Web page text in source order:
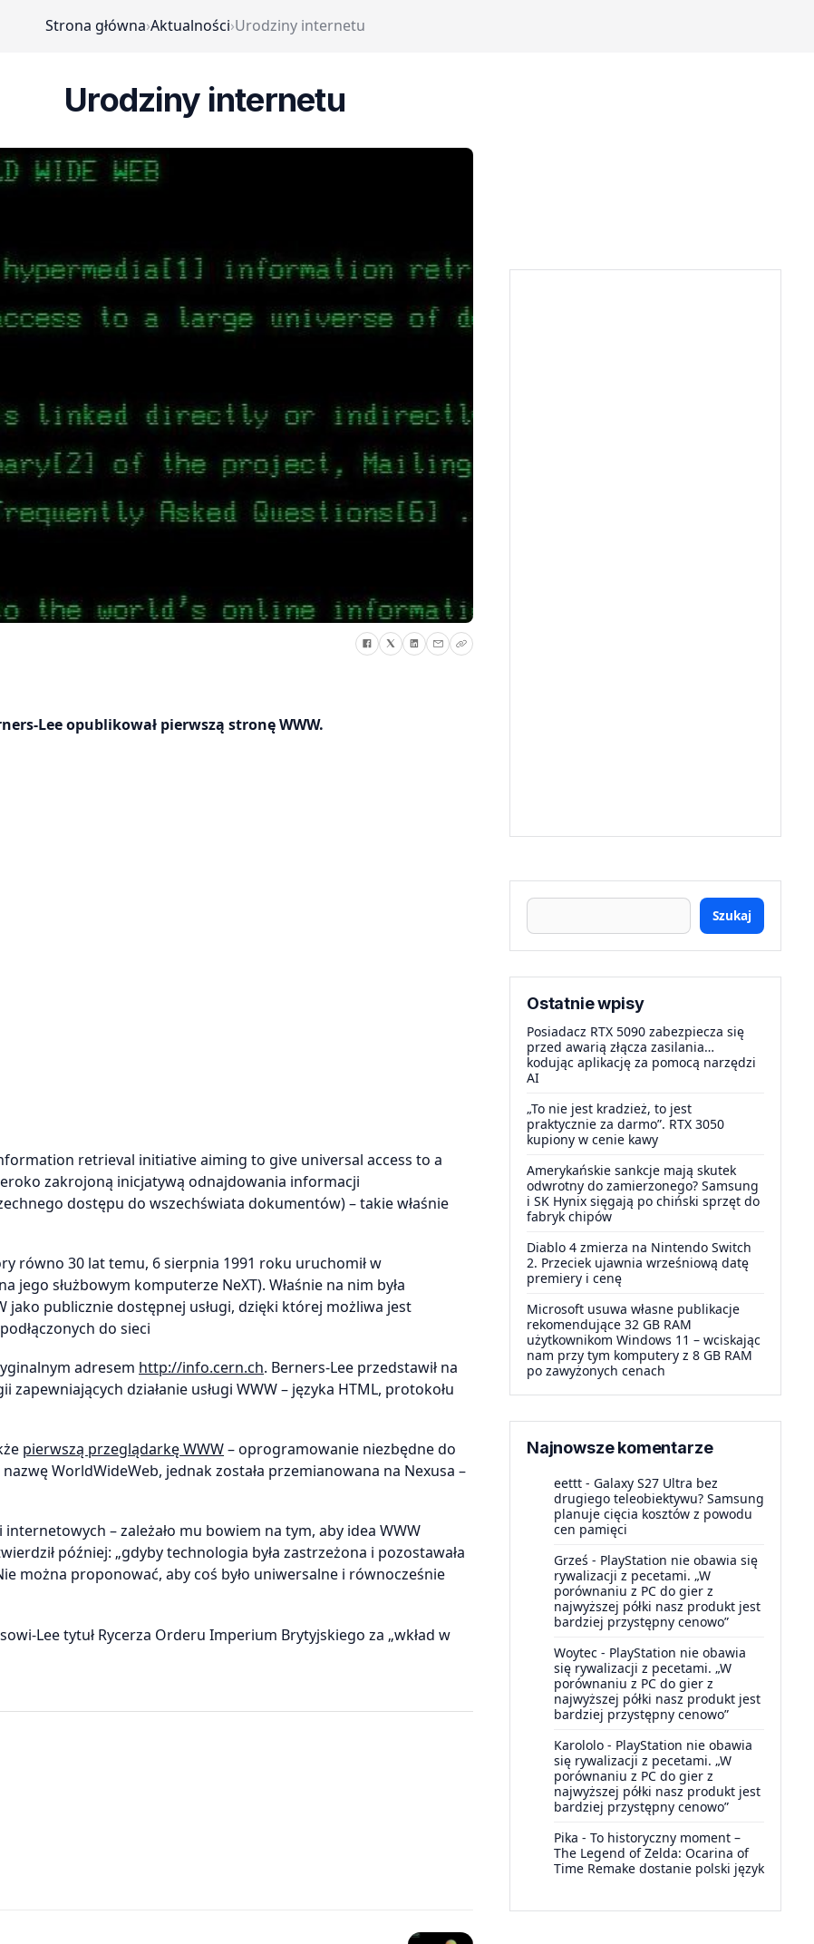
Strona główna›Aktualności›Urodziny internetu
Urodziny internetu
Lee opublikował pierwszą stronę WWW.
retrieval initiative aiming to give universal access to a
zakrojoną inicjatywą odnajdowania informacji
dostępu do wszechświata dokumentów) – takie właśnie
równo 30 lat temu, 6 sierpnia 1991 roku uruchomił w
jego służbowym komputerze NeXT). Właśnie na nim była
publicznie dostępnej usługi, dzięki której możliwa jest
do sieci
adresem http://info.cern.ch. Berners-Lee przedstawił na
działanie usługi WWW – języka HTML, protokołu
pierwszą przeglądarkę WWW– oprogramowanie niezbędne do
WorldWideWeb, jednak została przemianowana na Nexusa –
– zależało mu bowiem na tym, aby idea WWW
później: „gdyby technologia była zastrzeżona i pozostawała
można proponować, aby coś było uniwersalne i równocześnie
Lee tytuł Rycerza Orderu Imperium Brytyjskiego za „wkład w
Szukaj
Ostatnie wpisy
Posiadacz RTX 5090 zabezpiecza się
przed awarią złącza zasilania…
kodując aplikację za pomocą narzędzi
AI
„To nie jest kradzież, to jest
praktycznie za darmo”. RTX 3050
kupiony w cenie kawy
Amerykańskie sankcje mają skutek
odwrotny do zamierzonego? Samsung
i SK Hynix sięgają po chiński sprzęt do
fabryk chipów
Diablo 4 zmierza na Nintendo Switch
2. Przeciek ujawnia wrześniową datę
premiery i cenę
Microsoft usuwa własne publikacje
rekomendujące 32 GB RAM
użytkownikom Windows 11 – wciskając
nam przy tym komputery z 8 GB RAM
po zawyżonych cenach
Najnowsze komentarze
eettt - Galaxy S27 Ultra bez
drugiego teleobiektywu? Samsung
planuje cięcia kosztów z powodu
cen pamięci
Grześ - PlayStation nie obawia się
rywalizacji z pecetami. „W
porównaniu z PC do gier z
najwyższej półki nasz produkt jest
bardziej przystępny cenowo”
Woytec - PlayStation nie obawia
się rywalizacji z pecetami. „W
porównaniu z PC do gier z
najwyższej półki nasz produkt jest
bardziej przystępny cenowo”
Karololo - PlayStation nie obawia
się rywalizacji z pecetami. „W
porównaniu z PC do gier z
najwyższej półki nasz produkt jest
bardziej przystępny cenowo”
Pika - To historyczny moment –
The Legend of Zelda: Ocarina of
Time Remake dostanie polski język